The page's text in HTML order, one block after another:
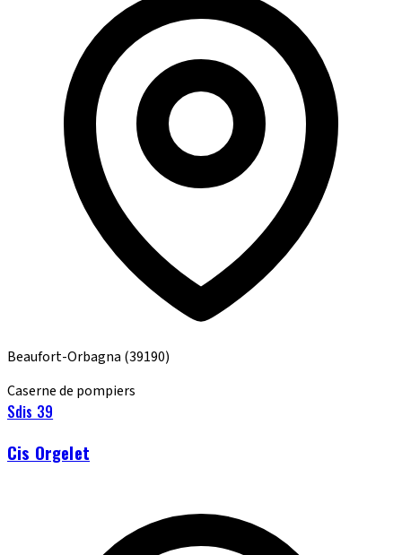
Beaufort-Orbagna (39190)
Caserne de pompiers
Sdis 39
Cis Orgelet